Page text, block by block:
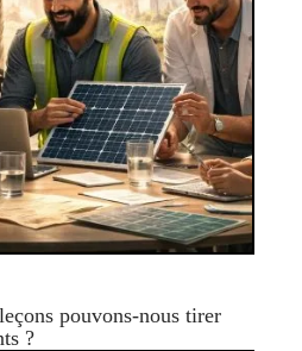
pouvons-nous tirer
?